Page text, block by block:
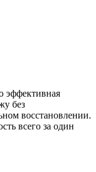
эффективная
без
восстановлении.
всего за один